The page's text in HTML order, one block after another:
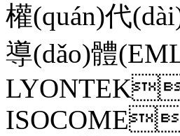
權(quán)代
導(dǎo)體